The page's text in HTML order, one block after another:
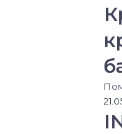
ю
п
ч
т